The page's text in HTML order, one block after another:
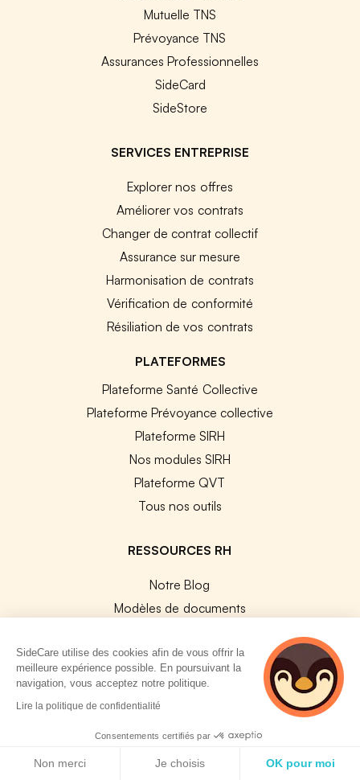
Mutuelle TNS
Prévoyance TNS
Assurances Professionnelles
SideCard
SideStore
SERVICES ENTREPRISE
Explorer nos offres
Améliorer vos contrats
Changer de contrat collectif
Assurance sur mesure
Harmonisation de contrats
Vérification de conformité
Résiliation de vos contrats
PLATEFORMES
Plateforme Santé Collective
Plateforme Prévoyance collective
Plateforme SIRH
Nos modules SIRH
Plateforme QVT
Tous nos outils
RESSOURCES RH
Notre Blog
Modèles de documents
Les conventions collectives
Les codes APE / NAF
Base des métiers
Bureaux CPAM
SideCare utilise des cookies afin de vous offrir la
meilleure expérience possible. En poursuivant la
navigation, vous acceptez notre politique.
Lire la politique de confidentialité
Consentements certifiés par
Non merci Je choisis OK pour moi
2 personnes
consultent
actuellement cette